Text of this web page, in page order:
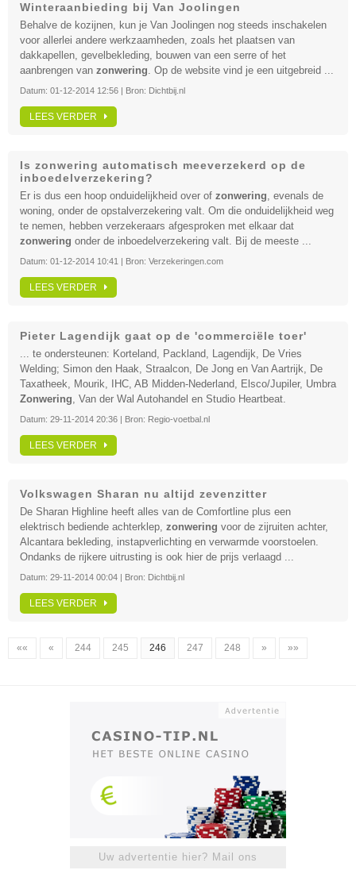
Winteraanbieding bij Van Joolingen
Behalve de kozijnen, kun je Van Joolingen nog steeds inschakelen
voor allerlei andere werkzaamheden, zoals het plaatsen van
dakkapellen, gevelbekleding, bouwen van een serre of het
aanbrengen van zonwering. Op de website vind je een uitgebreid ...
Datum: 01-12-2014 12:56 | Bron: Dichtbij.nl
LEES VERDER
Is zonwering automatisch meeverzekerd op de
inboedelverzekering?
Er is dus een hoop onduidelijkheid over of zonwering, evenals de
woning, onder de opstalverzekering valt. Om die onduidelijkheid weg
te nemen, hebben verzekeraars afgesproken met elkaar dat
zonwering onder de inboedelverzekering valt. Bij de meeste ...
Datum: 01-12-2014 10:41 | Bron: Verzekeringen.com
LEES VERDER
Pieter Lagendijk gaat op de 'commerciële toer'
... te ondersteunen: Korteland, Packland, Lagendijk, De Vries
Welding; Simon den Haak, Straalcon, De Jong en Van Aartrijk, De
Taxatheek, Mourik, IHC, AB Midden-Nederland, Elsco/Jupiler, Umbra
Zonwering, Van der Wal Autohandel en Studio Heartbeat.
Datum: 29-11-2014 20:36 | Bron: Regio-voetbal.nl
LEES VERDER
Volkswagen Sharan nu altijd zevenzitter
De Sharan Highline heeft alles van de Comfortline plus een
elektrisch bediende achterklep, zonwering voor de zijruiten achter,
Alcantara bekleding, instapverlichting en verwarmde voorstoelen.
Ondanks de rijkere uitrusting is ook hier de prijs verlaagd ...
Datum: 29-11-2014 00:04 | Bron: Dichtbij.nl
LEES VERDER
«« « 244 245 246 247 248 » »»
Uw advertentie hier? Mail ons